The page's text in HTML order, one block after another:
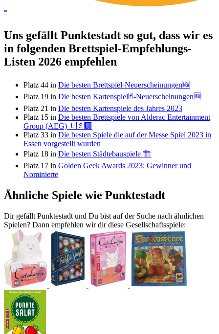
*
Uns gefällt Punktestadt so gut, dass wir es
in folgenden Brettspiel-Empfehlungs-
Listen 2026 empfehlen
Platz 44 in Die besten Brettspiel-Neuerscheinungen🆕
Platz 19 in Die besten Kartenspiel🃏-Neuerscheinungen🆕
Platz 21 in Die besten Kartenspiele des Jahres 2023
Platz 15 in Die besten Brettspiele von Alderac Entertainment
Group (AEG) 🇺🇸🏢
Platz 33 in Die besten Spiele die auf der Messe Spiel 2023 in
Essen vorgestellt wurden
Platz 18 in Die besten Städtebauspiele 🏗
Platz 17 in Golden Geek Awards 2023: Gewinner und
Nominierte
Ähnliche Spiele wie Punktestadt
Dir gefällt Punktestadt und Du bist auf der Suche nach ähnlichen
Spielen? Dann empfehlen wir dir diese Gesellschaftsspiele: